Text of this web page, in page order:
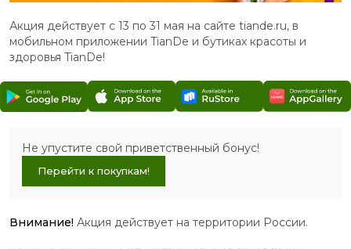
Акция действует с 13 по 31 мая на сайте tiande.ru, в
мобильном приложении TianDe и бутиках красоты и
здоровья TianDe!
Не упустите свой приветственный бонус!
Перейти к покупкам!
Внимание! Акция действует на территории России.